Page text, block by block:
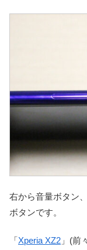
右から音量ボタン
ボタンです。
「Xperia XZ2 」(前